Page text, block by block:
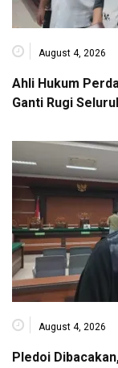
August 4, 2026
Ahli Hukum
Ganti Rugi
August 4, 2026
Pledoi